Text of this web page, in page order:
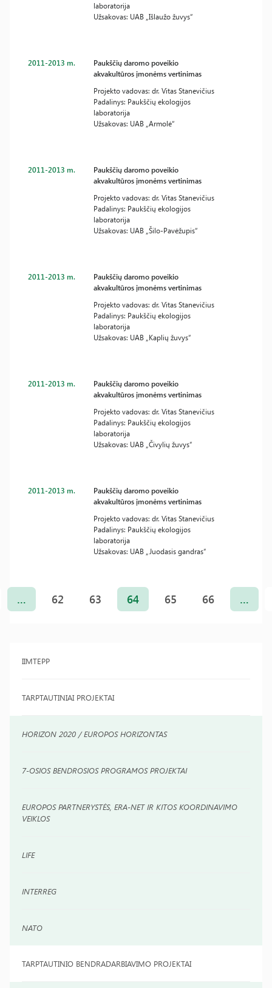
IIMTEPP
TARPTAUTINIAI PROJEKTAI
HORIZON 2020 / EUROPOS HORIZONTAS
7-OSIOS BENDROSIOS PROGRAMOS PROJEKTAI
EUROPOS PARTNERYSTĖS, ERA-NET IR KITOS KOORDINAVIMO
VEIKLOS
LIFE
INTERREG
NATO
TARPTAUTINIO BENDRADARBIAVIMO PROJEKTAI
laboratorija
Užsakovas: UAB „Išlaužo žuvys“
2011-2013 m.
Paukščių daromo poveikio
akvakultūros įmonėms vertinimas
Projekto vadovas: dr. Vitas Stanevičius
Padalinys: Paukščių ekologijos
laboratorija
Užsakovas: UAB „Armolė“
2011-2013 m.
Paukščių daromo poveikio
akvakultūros įmonėms vertinimas
Projekto vadovas: dr. Vitas Stanevičius
Padalinys: Paukščių ekologijos
laboratorija
Užsakovas: UAB „Šilo-Pavėžupis“
2011-2013 m.
Paukščių daromo poveikio
akvakultūros įmonėms vertinimas
Projekto vadovas: dr. Vitas Stanevičius
Padalinys: Paukščių ekologijos
laboratorija
Užsakovas: UAB „Kaplių žuvys“
2011-2013 m.
Paukščių daromo poveikio
akvakultūros įmonėms vertinimas
Projekto vadovas: dr. Vitas Stanevičius
Padalinys: Paukščių ekologijos
laboratorija
Užsakovas: UAB „Čivylių žuvys“
2011-2013 m.
Paukščių daromo poveikio
akvakultūros įmonėms vertinimas
Projekto vadovas: dr. Vitas Stanevičius
Padalinys: Paukščių ekologijos
laboratorija
Užsakovas: UAB „Juodasis gandras“
Įrašų
puslapiavimas
… 62 63 64 65 66 …